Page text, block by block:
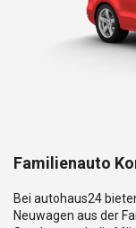
Familienauto
Bei autohaus24
Neuwagen aus der